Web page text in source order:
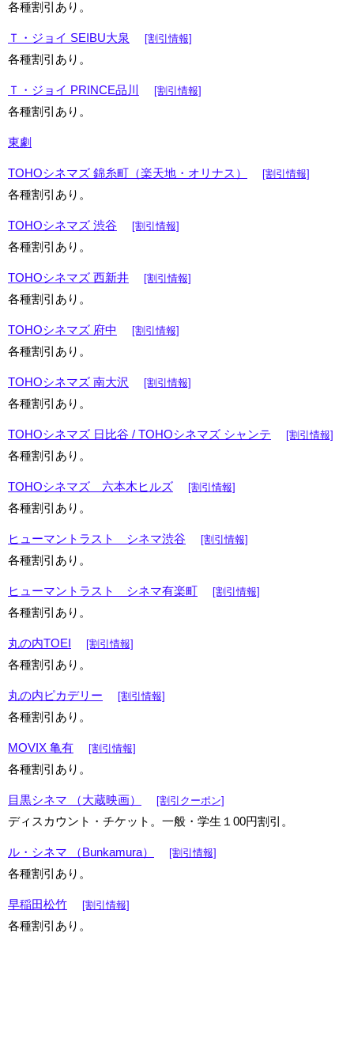
各種割引あり。
Ｔ・ジョイ SEIBU大泉 [割引情報]
各種割引あり。
Ｔ・ジョイ PRINCE品川 [割引情報]
各種割引あり。
東劇
TOHOシネマズ 錦糸町（楽天地・オリナス） [割引情報]
各種割引あり。
TOHOシネマズ 渋谷 [割引情報]
各種割引あり。
TOHOシネマズ 西新井 [割引情報]
各種割引あり。
TOHOシネマズ 府中 [割引情報]
各種割引あり。
TOHOシネマズ 南大沢 [割引情報]
各種割引あり。
TOHOシネマズ 日比谷 / TOHOシネマズ シャンテ [割引情報]
各種割引あり。
TOHOシネマズ 六本木ヒルズ [割引情報]
各種割引あり。
ヒューマントラスト シネマ渋谷 [割引情報]
各種割引あり。
ヒューマントラスト シネマ有楽町 [割引情報]
各種割引あり。
丸の内TOEI [割引情報]
各種割引あり。
丸の内ピカデリー [割引情報]
各種割引あり。
MOVIX 亀有 [割引情報]
各種割引あり。
目黒シネマ （大蔵映画） [割引クーポン]
ディスカウント・チケット。一般・学生１00円割引。
ル・シネマ （Bunkamura） [割引情報]
各種割引あり。
早稲田松竹 [割引情報]
各種割引あり。